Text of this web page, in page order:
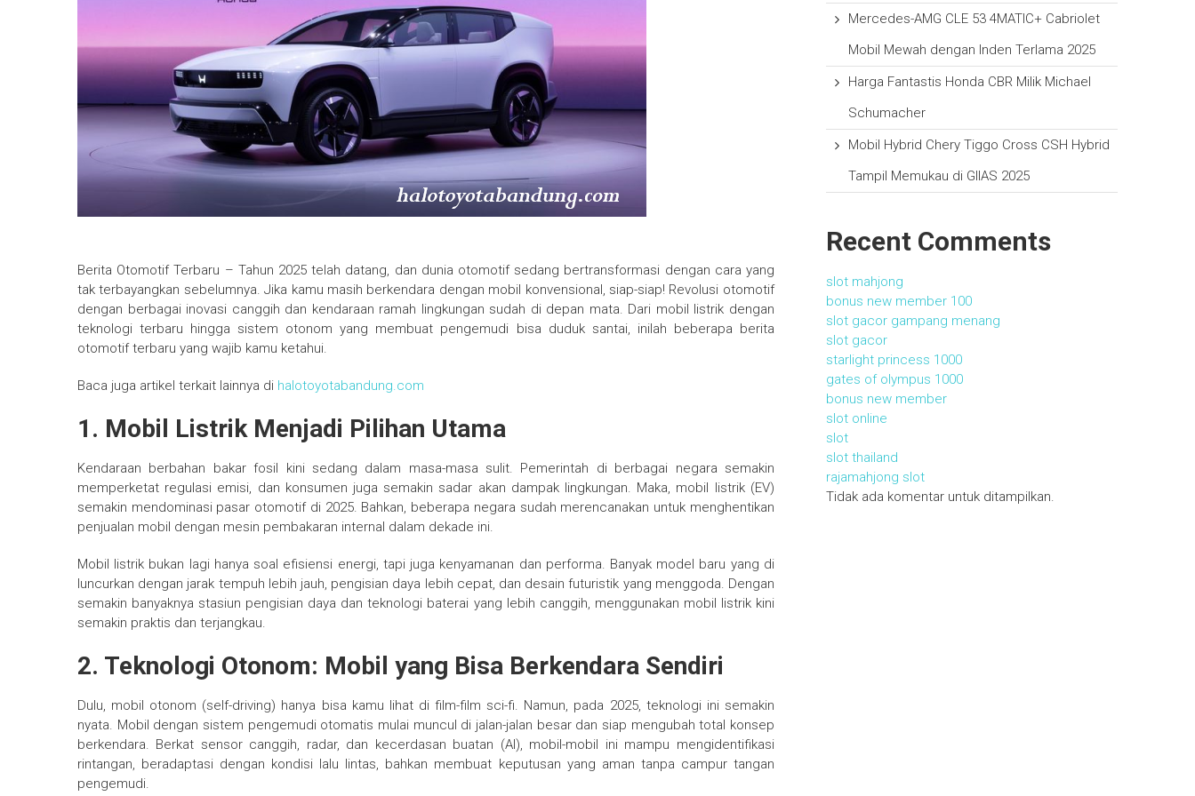
Berita Otomotif Terbaru – Tahun 2025 telah datang, dan dunia otomotif sedang bertransformasi dengan cara yang
tak terbayangkan sebelumnya. Jika kamu masih berkendara dengan mobil konvensional, siap-siap! Revolusi otomotif
dengan berbagai inovasi canggih dan kendaraan ramah lingkungan sudah di depan mata. Dari mobil listrik dengan
teknologi terbaru hingga sistem otonom yang membuat pengemudi bisa duduk santai, inilah beberapa berita
otomotif terbaru yang wajib kamu ketahui.
Baca juga artikel terkait lainnya di halotoyotabandung.com
1. Mobil Listrik Menjadi Pilihan Utama
Kendaraan berbahan bakar fosil kini sedang dalam masa-masa sulit. Pemerintah di berbagai negara semakin
memperketat regulasi emisi, dan konsumen juga semakin sadar akan dampak lingkungan. Maka, mobil listrik (EV)
semakin mendominasi pasar otomotif di 2025. Bahkan, beberapa negara sudah merencanakan untuk menghentikan
penjualan mobil dengan mesin pembakaran internal dalam dekade ini.
Mobil listrik bukan lagi hanya soal efisiensi energi, tapi juga kenyamanan dan performa. Banyak model baru yang di
luncurkan dengan jarak tempuh lebih jauh, pengisian daya lebih cepat, dan desain futuristik yang menggoda. Dengan
semakin banyaknya stasiun pengisian daya dan teknologi baterai yang lebih canggih, menggunakan mobil listrik kini
semakin praktis dan terjangkau.
2. Teknologi Otonom: Mobil yang Bisa Berkendara Sendiri
Dulu, mobil otonom (self-driving) hanya bisa kamu lihat di film-film sci-fi. Namun, pada 2025, teknologi ini semakin
nyata. Mobil dengan sistem pengemudi otomatis mulai muncul di jalan-jalan besar dan siap mengubah total konsep
berkendara. Berkat sensor canggih, radar, dan kecerdasan buatan (AI), mobil-mobil ini mampu mengidentifikasi
rintangan, beradaptasi dengan kondisi lalu lintas, bahkan membuat keputusan yang aman tanpa campur tangan
pengemudi.
Mercedes-AMG CLE 53 4MATIC+ Cabriolet
Mobil Mewah dengan Inden Terlama 2025
Harga Fantastis Honda CBR Milik Michael
Schumacher
Mobil Hybrid Chery Tiggo Cross CSH Hybrid
Tampil Memukau di GIIAS 2025
Recent Comments
slot mahjong
bonus new member 100
slot gacor gampang menang
slot gacor
starlight princess 1000
gates of olympus 1000
bonus new member
slot online
slot
slot thailand
rajamahjong slot
Tidak ada komentar untuk ditampilkan.